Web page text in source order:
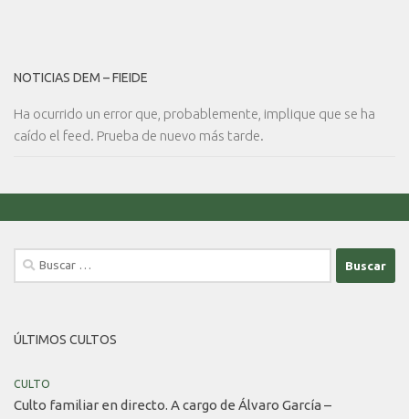
NOTICIAS DEM – FIEIDE
Ha ocurrido un error que, probablemente, implique que se ha
caído el feed. Prueba de nuevo más tarde.
Buscar:
ÚLTIMOS CULTOS
CULTO
Culto familiar en directo. A cargo de Álvaro García –